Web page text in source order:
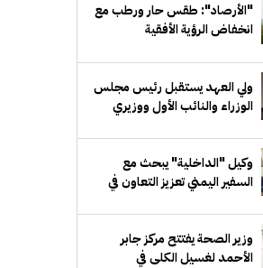
"الأرصاد": طقس حار ورطب مع
انخفاض الرؤية الأفقية
ولي العهد يستقبل رئيس مجلس
الوزراء والنائب الأول ووزيري
وكيل "الداخلية" يبحث مع
السفير اليمني تعزيز التعاون في
‏وزير الصحة يفتتح مركز جابر
الأحمد لغسيل الكلى في